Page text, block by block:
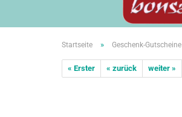
Startseite » Geschenk-Gutscheine
« Erster « zurück weiter »